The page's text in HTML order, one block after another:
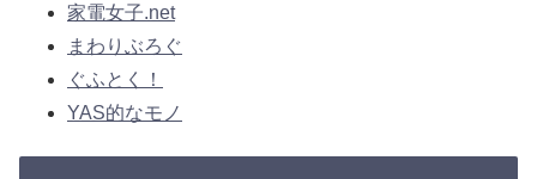
家電女子.net
まわりぶろぐ
ぐふとく！
YAS的なモノ